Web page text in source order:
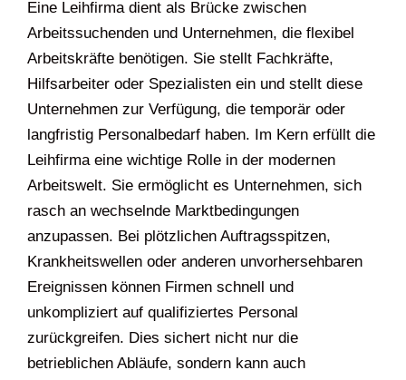
Eine Leihfirma dient als Brücke zwischen
Arbeitssuchenden und Unternehmen, die flexibel
Arbeitskräfte benötigen. Sie stellt Fachkräfte,
Hilfsarbeiter oder Spezialisten ein und stellt diese
Unternehmen zur Verfügung, die temporär oder
langfristig Personalbedarf haben. Im Kern erfüllt die
Leihfirma eine wichtige Rolle in der modernen
Arbeitswelt. Sie ermöglicht es Unternehmen, sich
rasch an wechselnde Marktbedingungen
anzupassen. Bei plötzlichen Auftragsspitzen,
Krankheitswellen oder anderen unvorhersehbaren
Ereignissen können Firmen schnell und
unkompliziert auf qualifiziertes Personal
zurückgreifen. Dies sichert nicht nur die
betrieblichen Abläufe, sondern kann auch